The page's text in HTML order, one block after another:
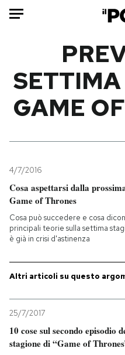
HOME
Italia
Mondo
Internet
Cultura
Economia
Sport
GAME
4/7/2016
Cosa aspettarsi dalla
Game of Thrones
Cosa può succedere e cosa
principali teorie sulla settima
è già in crisi d'astinenza
Altri articoli su questo
25/7/2017
10 cose sul secondo episodio
stagione di “Game of